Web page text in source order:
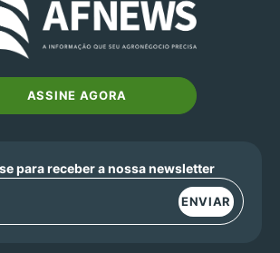
ASSINE AGORA
para receber a nossa newsletter
ENVIAR